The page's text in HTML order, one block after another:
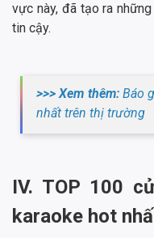
vực này, đã tạo ra
tin cậy.
>>> Xem thêm: Báo
nhất trên thị trường
IV. TOP 100
karaoke hot